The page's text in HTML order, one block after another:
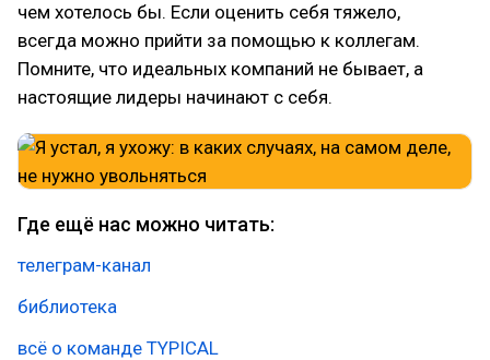
чем хотелось бы. Если оценить себя тяжело,
всегда можно прийти за помощью к коллегам.
Помните, что идеальных компаний не бывает, а
настоящие лидеры начинают с себя.
Где ещё нас можно читать:
телеграм-канал
библиотека
всё о команде TYPICAL